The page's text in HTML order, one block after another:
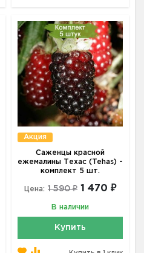
Акция
Саженцы красной
ежемалины Техас (Tehas) -
комплект 5 шт.
Цена: 1 590 ₽ 1 470 ₽
В наличии
Купить